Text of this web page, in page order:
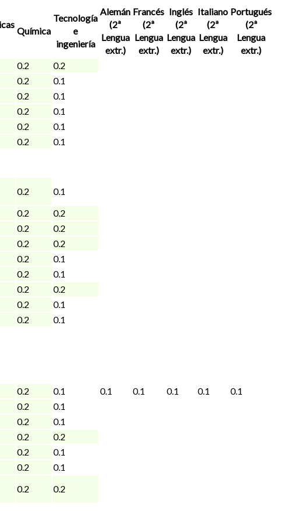
Química
Tecnología
e
ingeniería
Alemán
(2ª
Lengua
extr.)
Francés
(2ª
Lengua
extr.)
Inglés
(2ª
Lengua
extr.)
Italiano
(2ª
Lengua
extr.)
Portugués
(2ª
Lengua
extr.)
0.2
0.2
0.2
0.1
0.2
0.1
0.2
0.1
0.2
0.1
0.2
0.1
0.2
0.1
0.2
0.2
0.2
0.2
0.2
0.2
0.2
0.1
0.2
0.1
0.2
0.2
0.2
0.1
0.2
0.1
0.2 0.1 0.1 0.1 0.1 0.1
0.1
0.2
0.1
0.2
0.1
0.2
0.2
0.2
0.1
0.2
0.1
0.2 0.2